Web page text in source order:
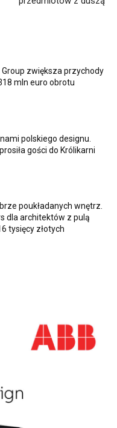
Group zwiększa przychody
mln euro obrotu
polskiego designu.
gości do Królikarni
poukładanych wnętrz.
dla architektów z pulą
tysięcy złotych